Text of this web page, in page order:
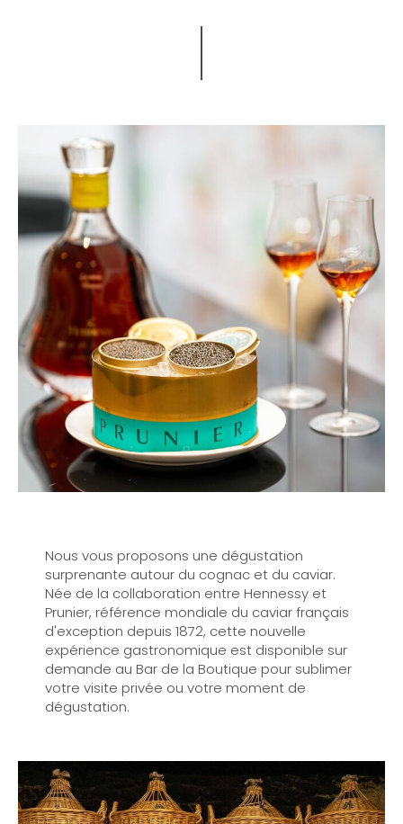
Nous vous proposons une dégustation
surprenante autour du cognac et du caviar.
Née de la collaboration entre Hennessy et
Prunier, référence mondiale du caviar français
d'exception depuis 1872, cette nouvelle
expérience gastronomique est disponible sur
demande au Bar de la Boutique pour sublimer
votre visite privée ou votre moment de
dégustation.